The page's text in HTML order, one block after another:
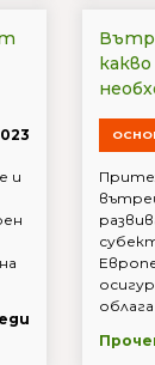
и
какво
облага